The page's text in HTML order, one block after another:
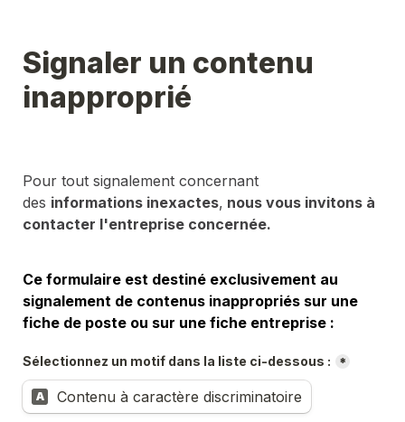
Signaler un contenu
inapproprié
Pour tout signalement concernant
des informations inexactes, nous vous invitons à
contacter l'entreprise concernée.
Ce formulaire est destiné exclusivement au
signalement de contenus inappropriés sur une
fiche de poste ou sur une fiche entreprise :
Sélectionnez un motif dans la liste ci-dessous : *
A Contenu à caractère discriminatoire